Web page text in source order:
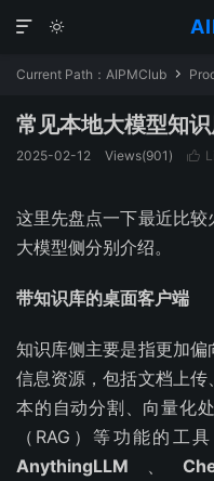


Current Path： AIPMClub 
常见本地大模型知
2025-02-12 Views(901 ) 
这里先盘点一下最近比
大模型侧分别介绍。
带知识库的桌面客户端
知识库侧主要是指更加
信息资源，包括文档上
本的自动分割、向量化
（RAG）等功能的工
AnythingLLM 、